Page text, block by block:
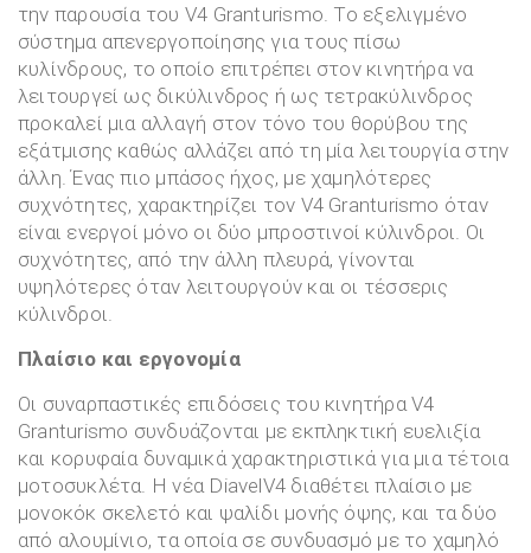
την παρουσία του V4 Granturismo. Το εξελιγμένο
σύστημα απενεργοποίησης για τους πίσω
κυλίνδρους, το οποίο επιτρέπει στον κινητήρα να
λειτουργεί ως δικύλινδρος ή ως τετρακύλινδρος
προκαλεί μια αλλαγή στον τόνο του θορύβου της
εξάτμισης καθώς αλλάζει από τη μία λειτουργία στην
άλλη. Ένας πιο μπάσος ήχος, με χαμηλότερες
συχνότητες, χαρακτηρίζει τον V4 Granturismo όταν
είναι ενεργοί μόνο οι δύο μπροστινοί κύλινδροι. Οι
συχνότητες, από την άλλη πλευρά, γίνονται
υψηλότερες όταν λειτουργούν και οι τέσσερις
κύλινδροι.
Πλαίσιο και εργονομία
Οι συναρπαστικές επιδόσεις του κινητήρα V4
Granturismo συνδυάζονται με εκπληκτική ευελιξία
και κορυφαία δυναμικά χαρακτηριστικά για μια τέτοια
μοτοσυκλέτα. Η νέα DiavelV4 διαθέτει πλαίσιο με
μονοκόκ σκελετό και ψαλίδι μονής όψης, και τα δύο
από αλουμίνιο, τα οποία σε συνδυασμό με το χαμηλό